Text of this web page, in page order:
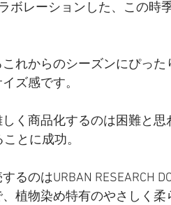
れからのシーズンにぴった
ズ感です。
く商品化するのは困難と思
とに成功。
のはURBAN RESEARCH
植物染め特有のやさしく